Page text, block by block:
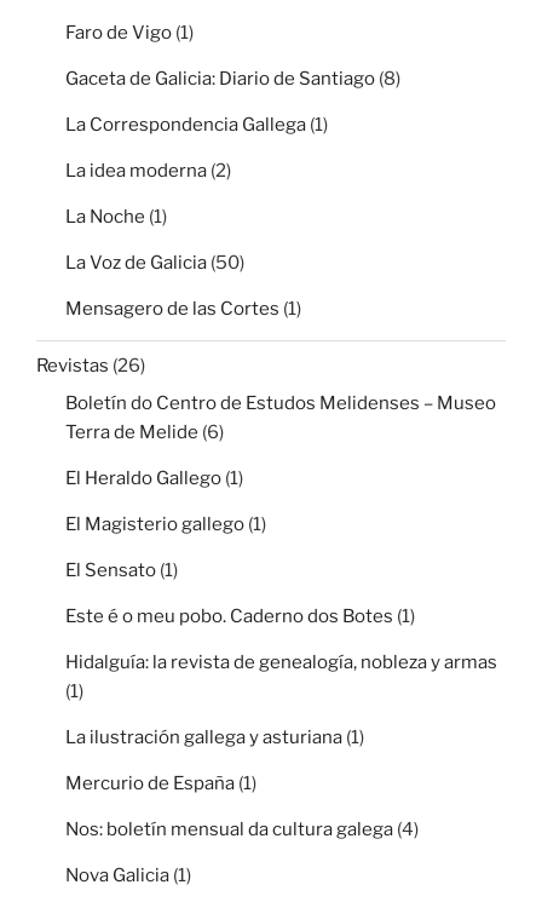
Faro de Vigo (1)
Gaceta de Galicia: Diario de Santiago (8)
La Correspondencia Gallega (1)
La idea moderna (2)
La Noche (1)
La Voz de Galicia (50)
Mensagero de las Cortes (1)
Revistas (26)
Boletín do Centro de Estudos Melidenses – Museo
Terra de Melide (6)
El Heraldo Gallego (1)
El Magisterio gallego (1)
El Sensato (1)
Este é o meu pobo. Caderno dos Botes (1)
Hidalguía: la revista de genealogía, nobleza y armas
(1)
La ilustración gallega y asturiana (1)
Mercurio de España (1)
Nos: boletín mensual da cultura galega (4)
Nova Galicia (1)